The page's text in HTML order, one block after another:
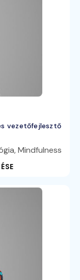
vezetőfejlesztő
Mindfulness